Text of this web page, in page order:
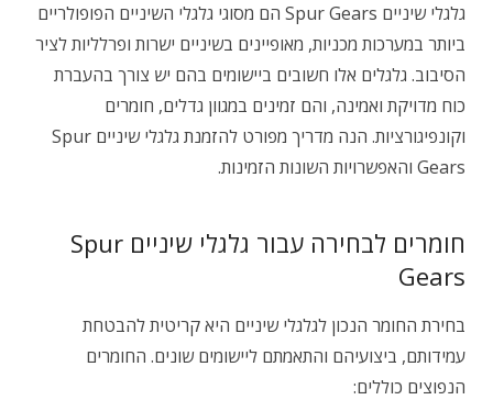
גלגלי שיניים Spur Gears הם מסוגי גלגלי השיניים הפופולריים
ביותר במערכות מכניות, מאופיינים בשיניים ישרות ופרלליות לציר
הסיבוב. גלגלים אלו חשובים ביישומים בהם יש צורך בהעברת
כוח מדויקת ואמינה, והם זמינים במגוון גדלים, חומרים
וקונפיגורציות. הנה מדריך מפורט להזמנת גלגלי שיניים Spur
Gears והאפשרויות השונות הזמינות.
חומרים לבחירה עבור גלגלי שיניים Spur
Gears
בחירת החומר הנכון לגלגלי שיניים היא קריטית להבטחת
עמידותם, ביצועיהם והתאמתם ליישומים שונים. החומרים
הנפוצים כוללים: